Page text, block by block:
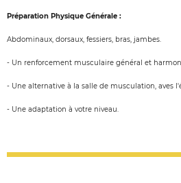
Préparation Physique Générale :
Abdominaux, dorsaux, fessiers, bras, jambes.
- Un renforcement musculaire général et
- Une alternative à la salle de musculation, aves
- Une adaptation à votre niveau.